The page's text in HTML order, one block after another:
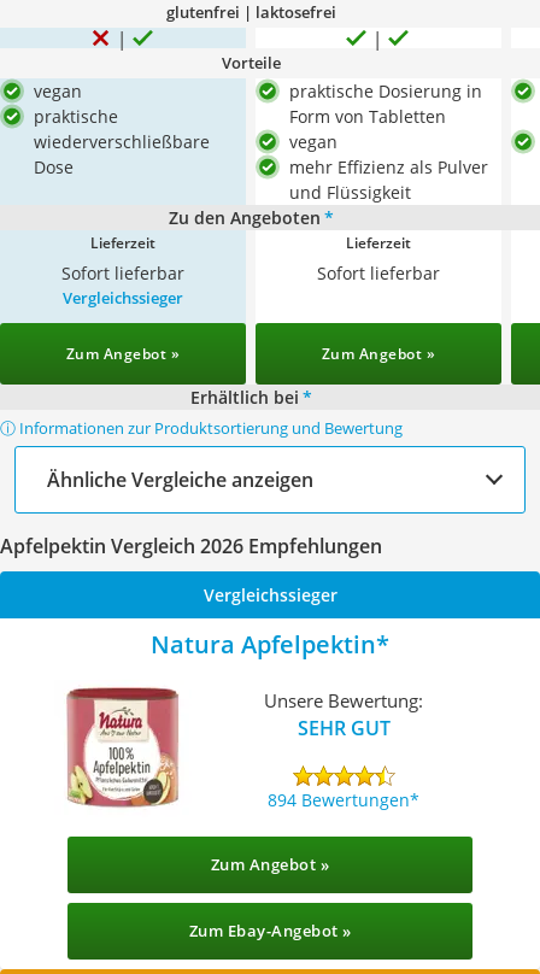
glutenfrei | laktosefrei
Vorteile
vegan
praktische
wiederverschließbare
Dose
praktische Dosierung in
Form von Tabletten
vegan
mehr Effizienz als Pulver
und Flüssigkeit
Zu den Angeboten *
Lieferzeit
Sofort lieferbar
Lieferzeit
Sofort lieferbar
Vergleichssieger
Zum Angebot » Zum Angebot »
Erhältlich bei *
ⓘ Informationen zur Produktsortierung und Bewertung
Ähnliche Vergleiche anzeigen
Apfelpektin Vergleich 2026 Empfehlungen
Vergleichssieger
Natura Apfelpektin
Unsere Bewertung:
SEHR GUT
894 Bewertungen
Zum Angebot »
Zum Ebay-Angebot »